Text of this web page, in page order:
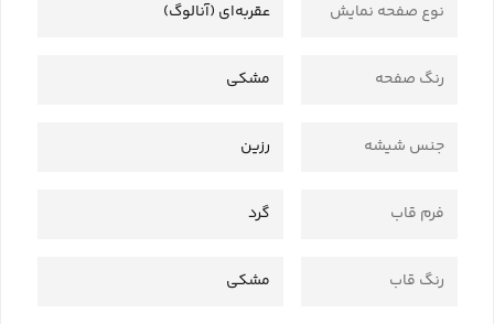
نوع صفحه نمایش عقربه‌ای (آنالوگ)
رنگ صفحه مشکی
جنس شیشه رزین
فرم قاب گرد
رنگ قاب مشکی